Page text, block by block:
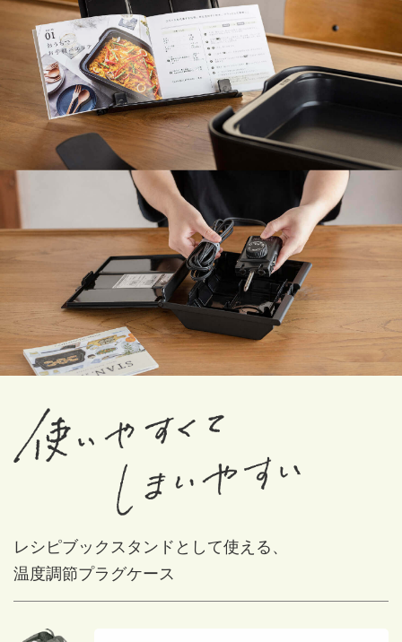
レシピブックスタンドとして使える、
温度調節プラグケース